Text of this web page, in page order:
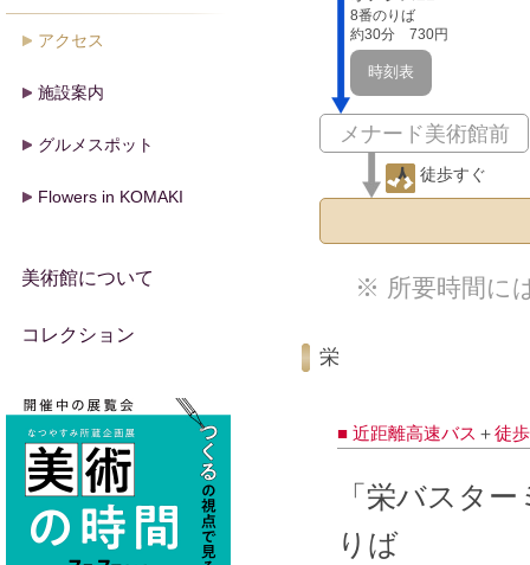
8番のりば
約30分 730円
時刻表
メナード美術館前
徒歩すぐ
※ 所要時間に
栄
■ 近距離高速バス ＋徒歩
「栄バスタ
りば
アクセス
施設案内
グルメスポット
Flowers in KOMAKI
美術館について
コレクション